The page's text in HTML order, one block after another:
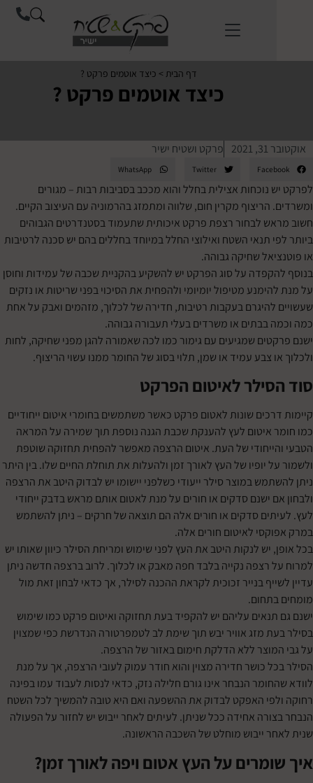
>כיצד אוטמים פרקט ?
כיצד אוטמים פרקט ?
פרקט ושטיח ישיר
Twitter
WhatsApp
נוכחות אצילית בחלל והוא מככב בסביבות רבות – מגורים
הריצוף מקרין חום, שלווה ומתמזג בהרמוניה עם העיצוב הקיים.
לבחור רצפת פרקט איכותית שתעמוד בסטנדרטים הגבוהים
תנאי השטח ואילוצי החלל במיוחד בחללים בהם יש סכנה לרטיבות
שחיקה גבוהה.
על סוג הפרקט יש להשקיע בהקניית שכבה של עמידות וחוסן
מטיפול יומיומי ולהפחית את הסיכוי בפני שריטות או נזקים
להיגרם בעקבות רטיבות, חדירה של לכלוך, מזהמים ואבק על אחת
בבתים או משרדים בעלי תעבורה גבוהה.
שמגיעים עם גימור כמו לכה שאמורה להגן מפני שחיקה, לחות
צבע עמיד או שמן, תלוי בסוג של החומר ממנו עשוי הריצוף.
לאיטום הפרקט
שונות לאטום פרקט כאשר משתמשים בחומרי איטום ייחודיים
איטום לעץ להענקת שכבת הגנה נוספת תוך שמירה על המראה
של העת. איטום הרצפה מאפשר להפחית תחזוקה שוטפת
יופיו של העץ לאורך זמן ולהעלות את תוחלת החיים שלו. בין היתר
במוצר סילר ייעודי כשלפני יישומו יש לבדוק היטב את הרצפה
ישנם סדקים או חורים על מנת לאטום אותם מראש בדבק ייחודי
סדקים או חורים אלה הם תוצאה של חרקים – ניתן להשתמש
לאיטום חורים אלה.
יש לנקות היטב את העץ לפני שימוש ומריחת הסילר כיוון שאותו יש
רצפה נקייה בלבד חפה מאבק או לכלוך. לרוב ברצפה חדשה ניתן
בנייר זכוכית לקראת ההכנה לסילר, אך כדאי לבחון זאת מול
עליהם יש להקפיד בעת תחזוקה ואיטום פרקט כמו שימוש
מזג אוויר יבש תוך שימת לב לטמפרטורה הנדרשת כפי שמצוין
ללא הדלקת חימום באזור של הרצפה.
כושר חדירה מצוין והוא חודר עמוק לעובי הרצפה, אך על מנת
הנבחר אינו גורם חלילה נזק, כדאי לנסות לעבוד עמו בפינה
האפקט לבדוק את ההשפעה ואם היא טובה להמשיך לכל השטח
אחידה ככל שניתן. לעיתים לאחר ייבוש יש לחזור על הפעולה
ייבוש מוחלט של השכבה הראשונה.
על העץ אטום ויפה לאורך זמן?